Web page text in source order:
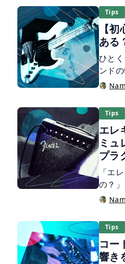
った
歴史
Tips
【
ある
ひと
ンド
は、
くご
作曲
ださ
Tips
エレ
ミュ
プラ
「エ
の？
えの
する
する
すよ
この
Tips
コー
響き